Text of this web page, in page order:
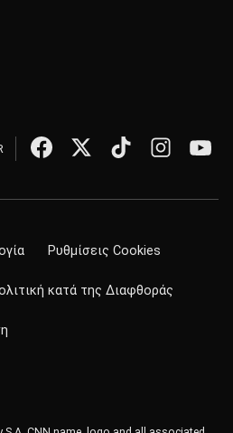
Ρυθμίσεις Cookies
κατά της Διαφθοράς